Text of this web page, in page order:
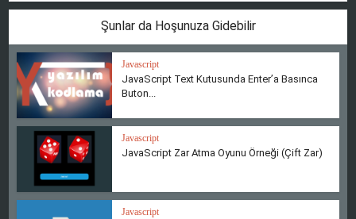
Şunlar da Hoşunuza Gidebilir
Javascript
JavaScript Text Kutusunda Enter’a Basınca
Buton...
Javascript
JavaScript Zar Atma Oyunu Örneği (Çift Zar)
Javascript